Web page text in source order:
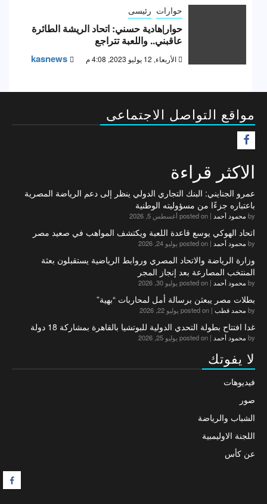
حوارات رئيسى
حوار|هادية حسني: اتحاد الريشة الطائرة
عاقبني.. واللعبة تتراجع
الأربعاء, 12 يوليو 2023, 4:08 م kasnews
مواقع التواصل الاجتماعى
الاكثر قراءة
عمرو الجنايني: البنك التجاري الدولي ينظر إلى دعم الرياضة المصرية
باعتباره جزءًا من مسؤوليته الوطنية
by محمود أحمد | posted on أغسطس 5, 2026
اتحاد الهوكي يوسع قاعدة اللعبة ويكتشف المواهب في صعيد مصر
by محمود أحمد | posted on يوليو 24, 2026
وزارة الرياضة والاتحاد المصري وروابط الرياضية يستقبلون بعثة
المنتخب المصارعة بعد إنجاز المجر
by محمود أحمد | posted on يوليو 30, 2026
بطلات مصر يبعثن برسالة أمل لمحاربات “بهية”
by محمد قطب | posted on يوليو 22, 2026
غدا افتتاح بطولة التحدي الدولية للبوتشيا بالقاهرة بمشاركة 18 دولة
by محمود أحمد | posted on يوليو 25, 2026
لا يفوتك
فيديوهات
صور
الشباب والرياضة
اللجنة الاوليمبية
عن كأس
F